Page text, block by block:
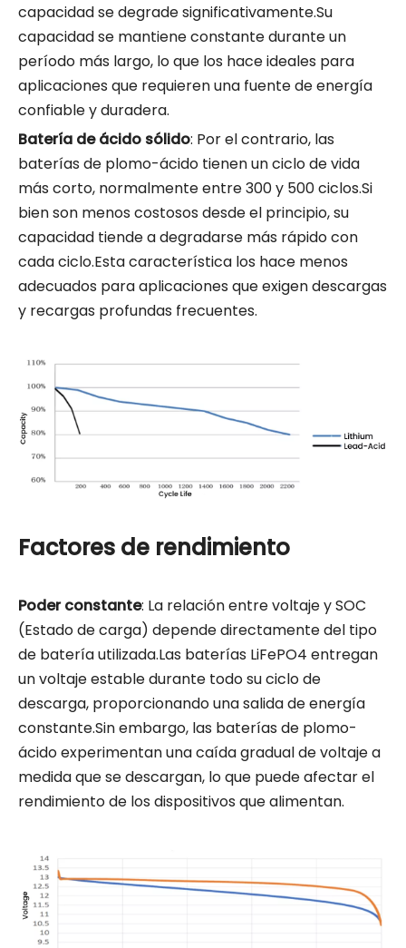
capacidad se degrade significativamente.Su
capacidad se mantiene constante durante un
período más largo, lo que los hace ideales para
aplicaciones que requieren una fuente de energía
confiable y duradera.
Batería de ácido sólido: Por el contrario, las
baterías de plomo-ácido tienen un ciclo de vida
más corto, normalmente entre 300 y 500 ciclos.Si
bien son menos costosos desde el principio, su
capacidad tiende a degradarse más rápido con
cada ciclo.Esta característica los hace menos
adecuados para aplicaciones que exigen descargas
y recargas profundas frecuentes.
Factores de rendimiento
Poder constante: La relación entre voltaje y SOC
(Estado de carga) depende directamente del tipo
de batería utilizada.Las baterías LiFePO4 entregan
un voltaje estable durante todo su ciclo de
descarga, proporcionando una salida de energía
constante.Sin embargo, las baterías de plomo-
ácido experimentan una caída gradual de voltaje a
medida que se descargan, lo que puede afectar el
rendimiento de los dispositivos que alimentan.